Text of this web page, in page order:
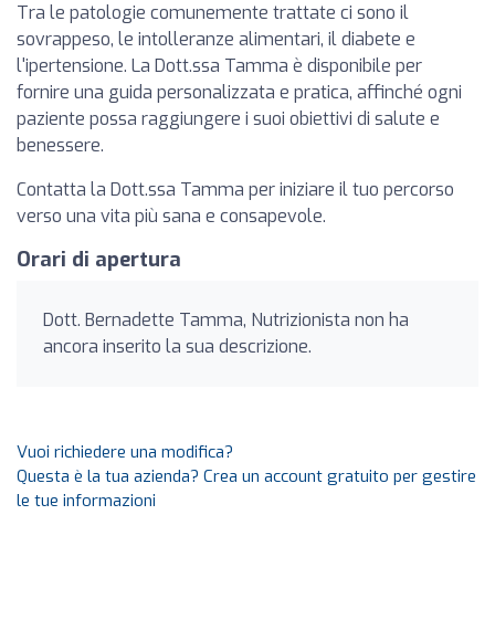
Tra le patologie comunemente trattate ci sono il
sovrappeso, le intolleranze alimentari, il diabete e
l'ipertensione. La Dott.ssa Tamma è disponibile per
fornire una guida personalizzata e pratica, affinché ogni
paziente possa raggiungere i suoi obiettivi di salute e
benessere.
Contatta la Dott.ssa Tamma per iniziare il tuo percorso
verso una vita più sana e consapevole.
Orari di apertura
Dott. Bernadette Tamma, Nutrizionista non ha
ancora inserito la sua descrizione.
Vuoi richiedere una modifica?
Questa è la tua azienda? Crea un account gratuito per gestire
le tue informazioni